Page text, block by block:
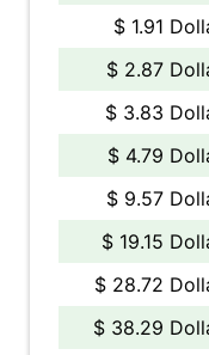
$ 1.91
$ 2.87
$ 3.83
$ 4.79
$ 9.57
$ 19.15
$ 28.72
$ 38.29